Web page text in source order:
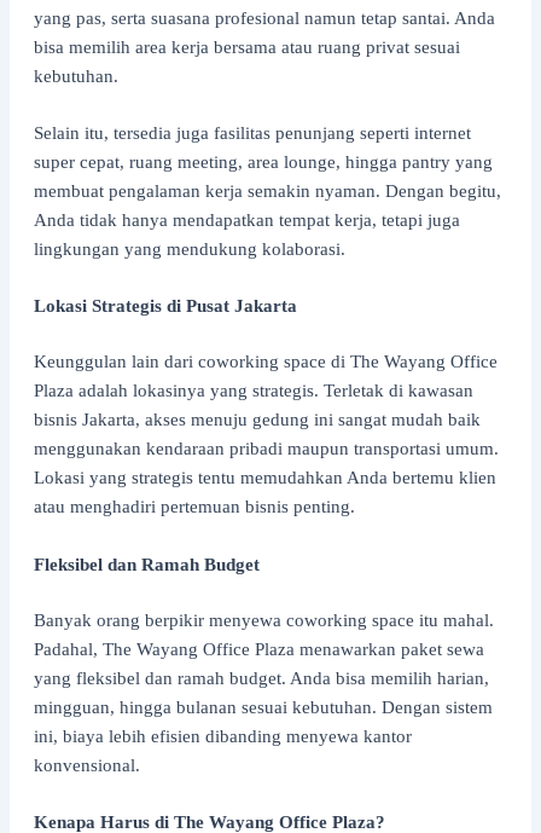
yang pas, serta suasana profesional namun tetap santai. Anda
bisa memilih area kerja bersama atau ruang privat sesuai
kebutuhan.
Selain itu, tersedia juga fasilitas penunjang seperti internet
super cepat, ruang meeting, area lounge, hingga pantry yang
membuat pengalaman kerja semakin nyaman. Dengan begitu,
Anda tidak hanya mendapatkan tempat kerja, tetapi juga
lingkungan yang mendukung kolaborasi.
Lokasi Strategis di Pusat Jakarta
Keunggulan lain dari coworking space di The Wayang Office
Plaza adalah lokasinya yang strategis. Terletak di kawasan
bisnis Jakarta, akses menuju gedung ini sangat mudah baik
menggunakan kendaraan pribadi maupun transportasi umum.
Lokasi yang strategis tentu memudahkan Anda bertemu klien
atau menghadiri pertemuan bisnis penting.
Fleksibel dan Ramah Budget
Banyak orang berpikir menyewa coworking space itu mahal.
Padahal, The Wayang Office Plaza menawarkan paket sewa
yang fleksibel dan ramah budget. Anda bisa memilih harian,
mingguan, hingga bulanan sesuai kebutuhan. Dengan sistem
ini, biaya lebih efisien dibanding menyewa kantor
konvensional.
Kenapa Harus di The Wayang Office Plaza?